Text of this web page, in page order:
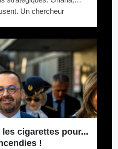
Un chercheur
cigarettes pour...
!